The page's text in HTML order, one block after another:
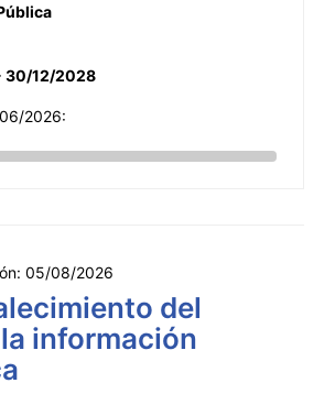
30/12/2028
2026:
05/08/2026
del
información